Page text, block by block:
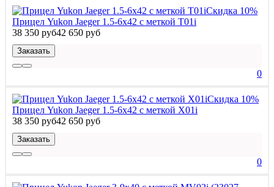
Скидка 10%
Прицел Yukon Jaeger 1.5-6x42 с меткой T01i
38 350 руб42 650 руб
Заказать
0
Скидка 10%
Прицел Yukon Jaeger 1.5-6x42 с меткой X01i
38 350 руб42 650 руб
Заказать
0